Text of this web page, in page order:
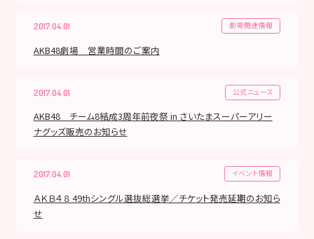
2017.04.01 劇場関連情報
AKB48劇場 営業時間のご案内
2017.04.01 公式ニュース
AKB48 チーム8結成3周年前夜祭 in さいたまスーパーアリー
ナグッズ販売のお知らせ
2017.04.01 イベント情報
ＡＫＢ４８ 49thシングル選抜総選挙／チケット発売延期のお知ら
せ